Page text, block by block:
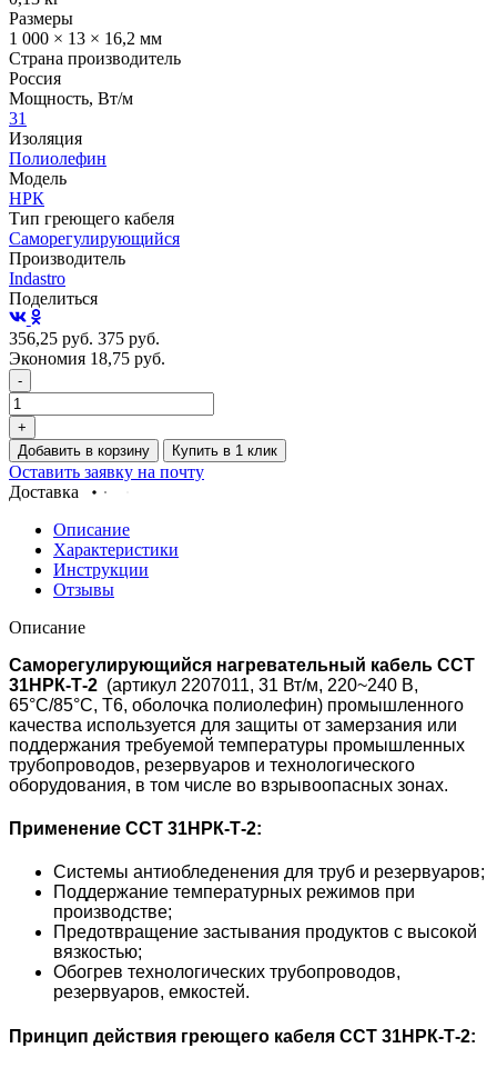
Размеры
1 000 × 13 × 16,2 мм
Страна производитель
Россия
Мощность, Вт/м
31
Изоляция
Полиолефин
Модель
НРК
Тип греющего кабеля
Саморегулирующийся
Производитель
Indastro
Поделиться
356,25 руб. 375 руб.
Экономия 18,75 руб.
-
+
Добавить в корзину
Купить в 1 клик
Оставить заявку на почту
Доставка
Описание
Характеристики
Инструкции
Отзывы
Описание
Саморегулирующийся нагревательный кабель ССТ
31НРК-Т-2 (артикул 2207011, 31 Вт/м, 220~240 В,
65°C/85°С, T6, оболочка полиолефин) промышленного
качества используется для защиты от замерзания или
поддержания требуемой температуры промышленных
трубопроводов, резервуаров и технологического
оборудования, в том числе во взрывоопасных зонах.
Применение ССТ 31НРК-Т-2:
Системы антиобледенения для труб и резервуаров;
Поддержание температурных режимов при
производстве;
Предотвращение застывания продуктов с высокой
вязкостью;
Обогрев технологических трубопроводов,
резервуаров, емкостей.
Принцип действия греющего кабеля ССТ 31НРК-Т-2: